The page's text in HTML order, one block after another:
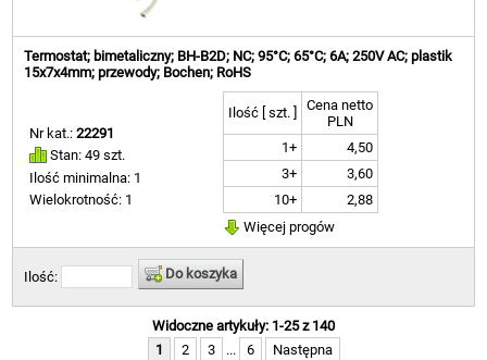
Termostat; bimetaliczny; BH-B2D; NC; 95°C; 65°C; 6A; 250V AC; plastik
15x7x4mm; przewody; Bochen; RoHS
Nr kat.:22291
Stan: 49 szt.
Ilość minimalna: 1
Wielokrotność: 1
Ilość [ szt. ]
Cena netto
PLN
1+
4,50
3+
3,60
10+
2,88
Więcej progów
Ilość: Do koszyka
Widoczne artykuły: 1-25 z 140
1
2 3 ... 6
Następna